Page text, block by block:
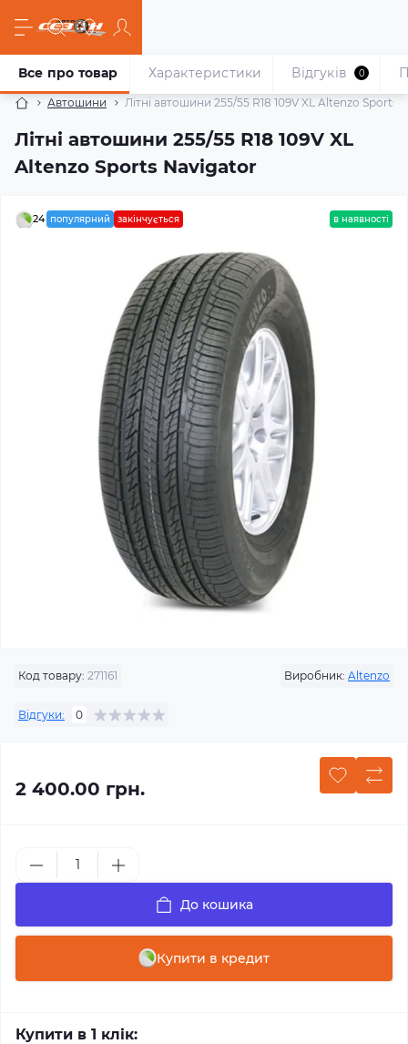
Автошини Літні автошини 255/55 R18 109V XL Altenzo Sports
Літні автошини 255/55 R18 109V XL
Altenzo Sports Navigator
Все про товар Характеристики Відгуків 0
24 популярний закінчується в наявності
Код товару: 271161 Виробник: Altenzo
Відгуки: 0
2 400.00 грн.
До кошика
Купити в кредит
Купити в 1 клік: